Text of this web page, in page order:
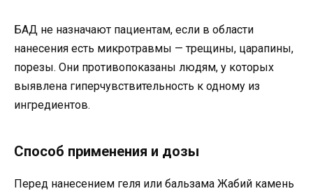
БАД не назначают пациентам, если в области
нанесения есть микротравмы — трещины, царапины,
порезы. Они противопоказаны людям, у которых
выявлена гиперчувствительность к одному из
ингредиентов.
Способ применения и дозы
Перед нанесением геля или бальзама Жабий камень